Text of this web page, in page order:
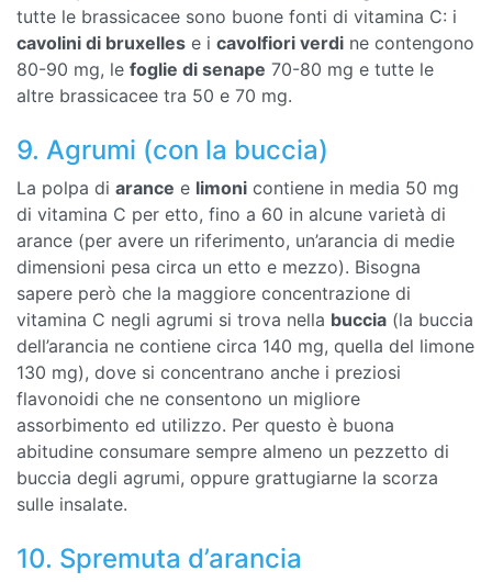
tutte le brassicacee sono buone fonti di vitamina C: i
cavolini di bruxelles e i cavolfiori verdi ne contengono
80-90 mg, le foglie di senape 70-80 mg e tutte le
altre brassicacee tra 50 e 70 mg.
9. Agrumi (con la buccia)
La polpa di arance e limoni contiene in media 50 mg
di vitamina C per etto, fino a 60 in alcune varietà di
arance (per avere un riferimento, un’arancia di medie
dimensioni pesa circa un etto e mezzo). Bisogna
sapere però che la maggiore concentrazione di
vitamina C negli agrumi si trova nella buccia (la buccia
dell’arancia ne contiene circa 140 mg, quella del limone
130 mg), dove si concentrano anche i preziosi
flavonoidi che ne consentono un migliore
assorbimento ed utilizzo. Per questo è buona
abitudine consumare sempre almeno un pezzetto di
buccia degli agrumi, oppure grattugiarne la scorza
sulle insalate.
10. Spremuta d’arancia